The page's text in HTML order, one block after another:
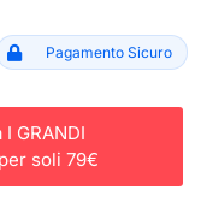
Pagamento Sicuro
GRANDI
soli 79€